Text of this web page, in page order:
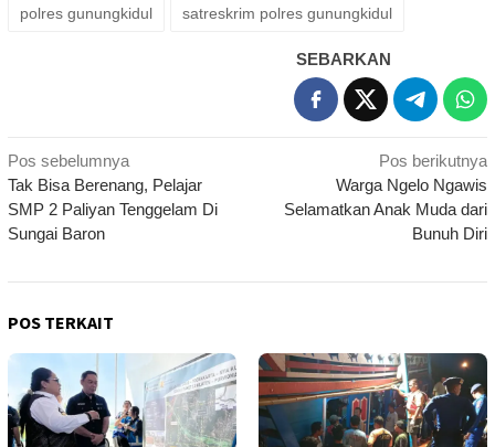
polres gunungkidul satreskrim polres gunungkidul
SEBARKAN
Navigasi
pos
Pos sebelumnya
Tak Bisa Berenang, Pelajar
SMP 2 Paliyan Tenggelam Di
Sungai Baron
Pos berikutnya
Warga Ngelo Ngawis
Selamatkan Anak Muda dari
Bunuh Diri
POS TERKAIT